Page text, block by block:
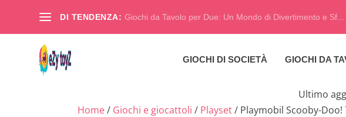
DI TENDENZA: Giochi da Tavolo per Due: Un Mondo di Divertimento e Sf...
GIOCHI DI SOCIETÀ GIOCHI DA
Ultimo
Home/ Giochi e giocattoli / Playset/ Playmobil Scooby-Doo!